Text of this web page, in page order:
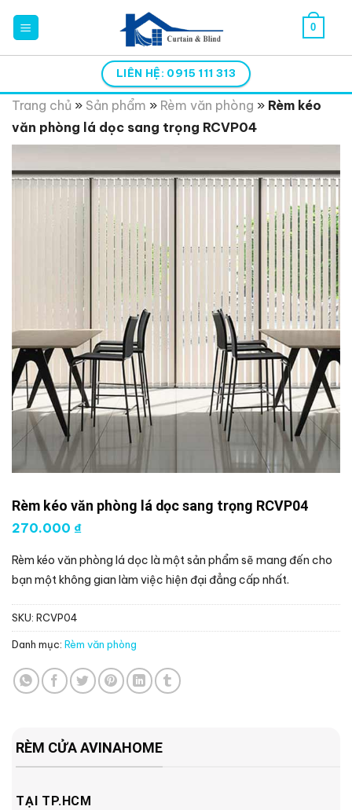
content
0
LIÊN HỆ: 0915 111 313
Trang chủ » Sản phẩm » Rèm văn phòng » Rèm kéo
văn phòng lá dọc sang trọng RCVP04
Rèm kéo văn phòng lá dọc sang trọng RCVP04
270.000 ₫
Rèm kéo văn phòng lá dọc là một sản phẩm sẽ mang đến cho
bạn một không gian làm việc hiện đại đẳng cấp nhất.
SKU: RCVP04
Danh mục: Rèm văn phòng
RÈM CỬA AVINAHOME
TẠI TP.HCM